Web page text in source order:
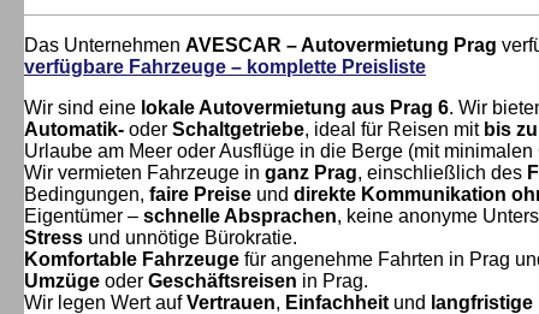
Das Unternehmen AVESCAR – Autovermietung Prag
verfügbare Fahrzeuge – komplette Preisliste
Wir sind eine lokale Autovermietung aus Prag 6. Wir
Automatik‑ oder Schaltgetriebe, ideal für Reisen mit bis
Urlaube am Meer oder Ausflüge in die Berge (mit
Wir vermieten Fahrzeuge in ganz Prag, einschließlich des
Bedingungen, faire Preise und direkte Kommunikation
Eigentümer – schnelle Absprachen, keine anonyme
Stress und unnötige Bürokratie.
Komfortable Fahrzeuge für angenehme Fahrten in Prag
Umzüge oder Geschäftsreisen in Prag.
Wir legen Wert aufVertrauen, Einfachheit und